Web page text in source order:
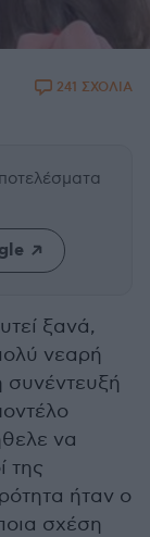
241 ΣΧΟΛΙΑ
ξανά,
νεαρή
να
της
ήταν ο
σχέση